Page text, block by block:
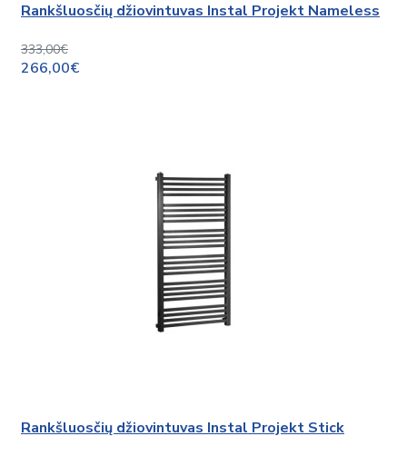
Rankšluosčių džiovintuvas Instal Projekt Nameless
333,00€
266,00€
Rankšluosčių džiovintuvas Instal Projekt Stick